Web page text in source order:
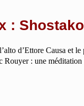
:
d’Ettore Causa et
Rouyer : une